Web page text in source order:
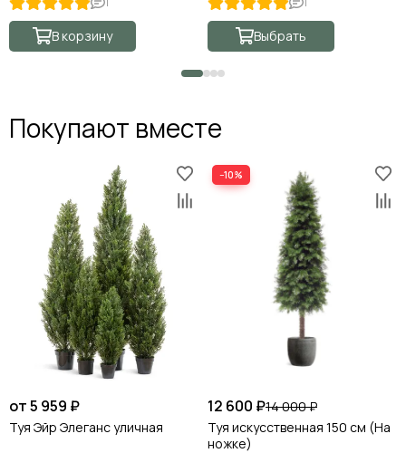
В корзину Выбрать
Покупают вместе
от 5 959 ₽
Туя Эйр Элеганс уличная
−10%
12 600 ₽14 000 ₽
Туя искусственная 150 см (На
ножке)